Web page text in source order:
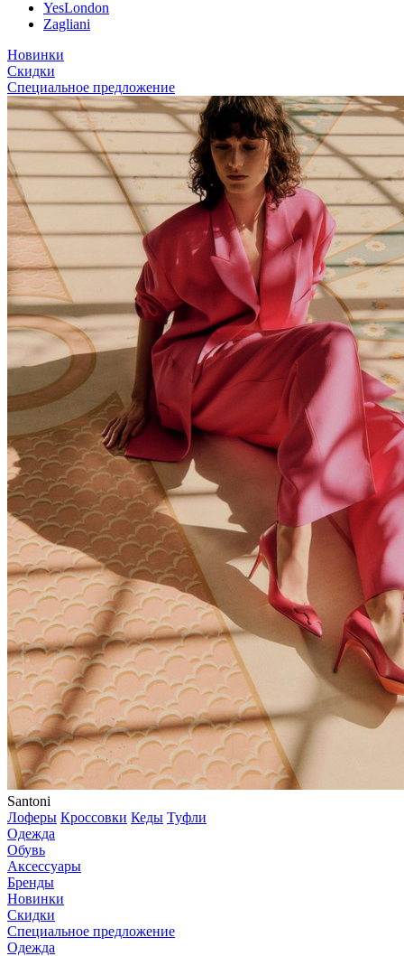
YesLondon
Zagliani
Новинки
Скидки
Специальное предложение
Santoni
Лоферы Кроссовки Кеды Туфли
Одежда
Обувь
Аксессуары
Бренды
Новинки
Скидки
Специальное предложение
Одежда